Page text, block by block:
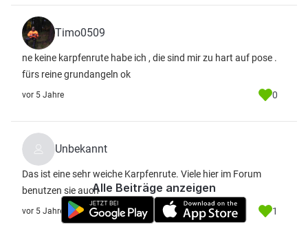
Timo0509
ne keine karpfenrute habe ich , die sind mir zu hart auf pose .
fürs reine grundangeln ok
vor 5 Jahre 0
Unbekannt
Das ist eine sehr weiche Karpfenrute. Viele hier im Forum
benutzen sie auch
vor 5 Jahre 1
Alle Beiträge anzeigen